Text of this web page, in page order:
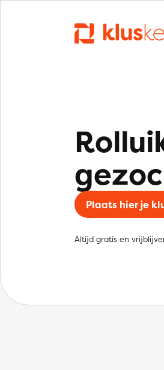
Plaats hier je
Altijd gratis en